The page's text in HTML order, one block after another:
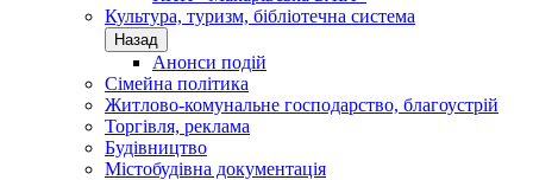
Культура, туризм, бібліотечна система
Назад
Анонси подій
Сімейна політика
Житлово-комунальне господарство, благоустрій
Торгівля, реклама
Будівництво
Містобудівна документація